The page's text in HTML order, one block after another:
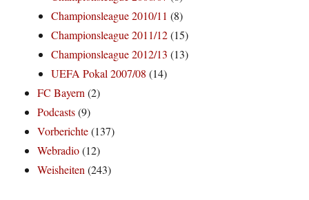
Championsleague 2010/11 (8)
Championsleague 2011/12(15)
Championsleague 2012/13 (13)
UEFA Pokal 2007/08 (14)
FC Bayern(2)
Podcasts(9)
Vorberichte(137)
Webradio(12)
Weisheiten(243)